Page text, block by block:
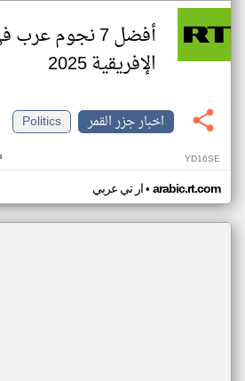
أفضل 7 نجوم
الإفريقية 2025
اخبار جزر القمر
Politics
YD16SE
ار تي عربي• arabic.rt.com